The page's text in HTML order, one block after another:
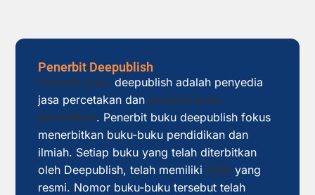
Penerbit Deepublish
Penerbit buku deepublish adalah penyedia
jasa percetakan dan penerbit buku
pendidikan. Penerbit buku deepublish fokus
menerbitkan buku-buku pendidikan dan
ilmiah. Setiap buku yang telah diterbitkan
oleh Deepublish, telah memiliki ISBN yang
resmi. Nomor buku-buku tersebut telah